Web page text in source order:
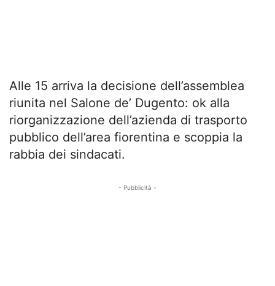
Alle 15 arriva la decisione dell’assemblea
riunita nel Salone de’ Dugento: ok alla
riorganizzazione dell’azienda di trasporto
pubblico dell’area fiorentina e scoppia la
rabbia dei sindacati.
- Pubblicità -